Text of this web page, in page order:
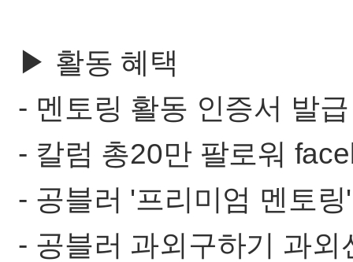
▶ 활동 혜택
- 멘토링 활동 인증서 발
- 칼럼 총20만 팔로워
- 공블러 '프리미엄 멘토
- 공블러 과외구하기 과외